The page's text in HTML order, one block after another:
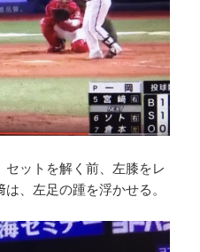
ットを解く前、左膝をレ
、左足の踵を浮かせる。